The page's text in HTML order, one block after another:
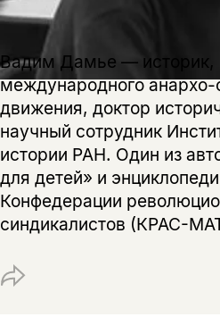
Вадим Дамье — историк,
международного анархо-
движения, доктор
научный сотрудник
истории РАН. Один из
для детей» и
Конфедерации
синдикалистов (КРАС-
Подписка на
Раз в неделю мы
Этой книги
нет в
Вы можете
уведомления, и при